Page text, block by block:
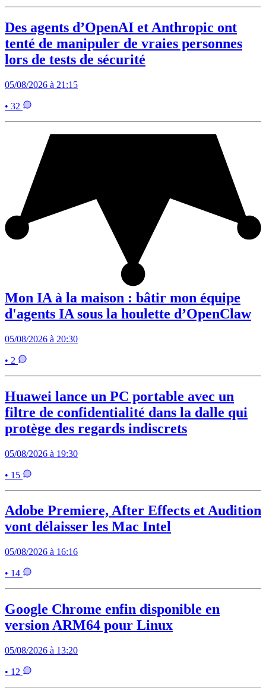
Des agents d’OpenAI et Anthropic ont
tenté de manipuler de vraies personnes
lors de tests de sécurité
05/08/2026 à 21:15
• 32
Mon IA à la maison : bâtir mon équipe
d'agents IA sous la houlette d’OpenClaw
05/08/2026 à 20:30
• 2
Huawei lance un PC portable avec un
filtre de confidentialité dans la dalle qui
protège des regards indiscrets
05/08/2026 à 19:30
• 15
Adobe Premiere, After Effects et Audition
vont délaisser les Mac Intel
05/08/2026 à 16:16
• 14
Google Chrome enfin disponible en
version ARM64 pour Linux
05/08/2026 à 13:20
• 12